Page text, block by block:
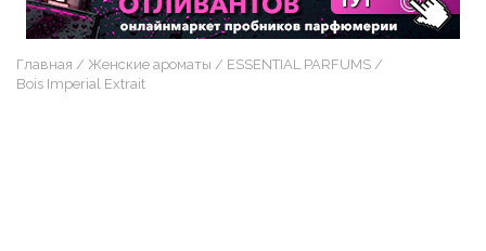
Главная Женские ароматы
ESSENTIAL PARFUMS
Bois Imperial Extrait